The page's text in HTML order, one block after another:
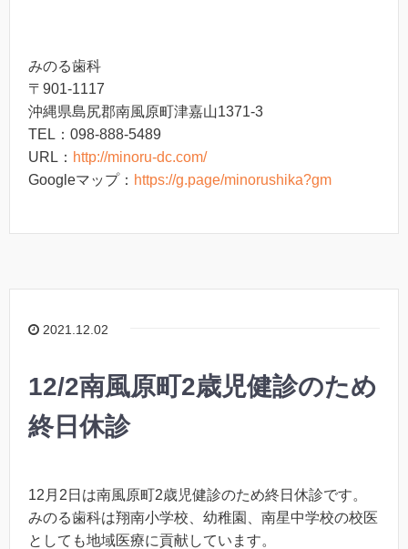
みのる歯科
〒901-1117
沖縄県島尻郡南風原町津嘉山1371-3
TEL：098-888-5489
URL： http://minoru-dc.com/
Googleマップ： https://g.page/minorushika?gm
2021.12.02
12/2南風原町2歳児健診のため
終日休診
12月2日は南風原町2歳児健診のため終日休診です。
みのる歯科は翔南小学校、幼稚園、南星中学校の校医
としても地域医療に貢献しています。